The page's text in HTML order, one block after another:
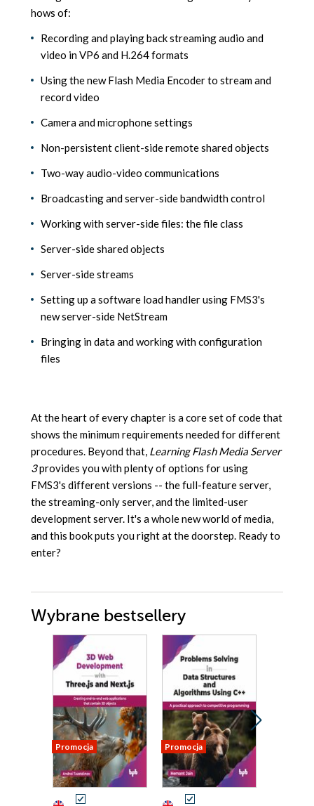
hows of:
Recording and playing back streaming audio and
video in VP6 and H.264 formats
Using the new Flash Media Encoder to stream and
record video
Camera and microphone settings
Non-persistent client-side remote shared objects
Two-way audio-video communications
Broadcasting and server-side bandwidth control
Working with server-side files: the file class
Server-side shared objects
Server-side streams
Setting up a software load handler using FMS3's
new server-side NetStream
Bringing in data and working with configuration
files
At the heart of every chapter is a core set of code that
shows the minimum requirements needed for different
procedures. Beyond that, Learning Flash Media Server
3provides you with plenty of options for using
FMS3's different versions -- the full-feature server,
the streaming-only server, and the limited-user
development server. It's a whole new world of media,
and this book puts you right at the doorstep. Ready to
enter?
Wybrane bestsellery
Promocja Promocja